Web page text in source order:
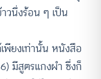
วนึ่งร้อน ๆ เป็น
พียงเท่านั้น หนังสือ
มีสูตรแกงผำ ซึ่งก็